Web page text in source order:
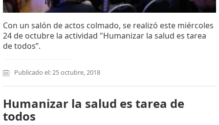
Con un salón de actos colmado, se realizó este miércoles
24 de octubre la actividad "Humanizar la salud es tarea
de todos”.
Publicado el: 25 octubre, 2018
Humanizar la salud es tarea de
todos